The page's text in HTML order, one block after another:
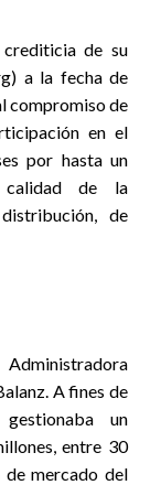
de su
a la fecha de
compromiso de
en el
por hasta un
calidad de la
de
A fines de
un
entre 30
mercado del